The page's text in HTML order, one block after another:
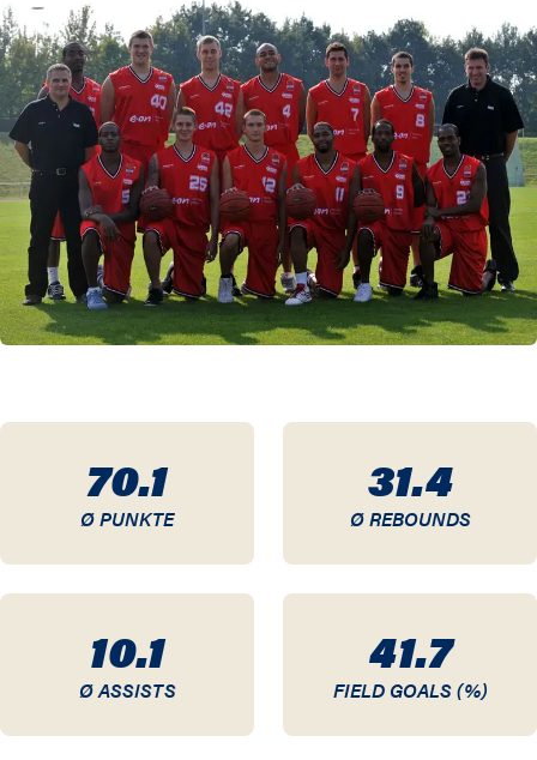
70.1
Ø PUNKTE
31.4
Ø REBOUNDS
10.1
Ø ASSISTS
41.7
FIELD GOALS (%)